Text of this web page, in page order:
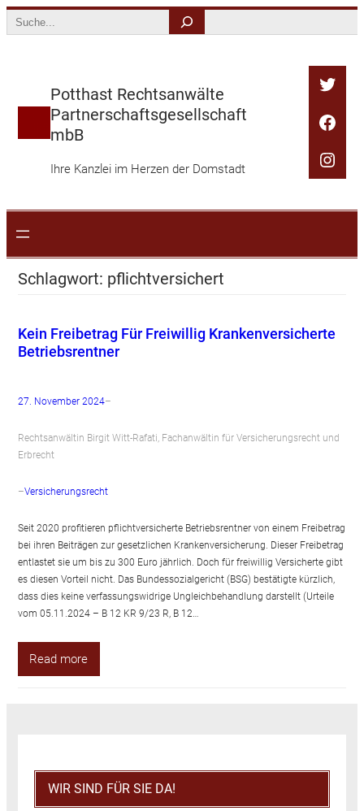
Search
Potthast Rechtsanwälte
Partnerschaftsgesellschaft
mbB
Ihre Kanzlei im Herzen der Domstadt
Schlagwort: pflichtversichert
Kein Freibetrag Für Freiwillig Krankenversicherte
Betriebsrentner
27. November 2024–
Rechtsanwältin Birgit Witt-Rafati, Fachanwältin für Versicherungsrecht und
Erbrecht
–Versicherungsrecht
Seit 2020 profitieren pflichtversicherte Betriebsrentner von einem Freibetrag
bei ihren Beiträgen zur gesetzlichen Krankenversicherung. Dieser Freibetrag
entlastet sie um bis zu 300 Euro jährlich. Doch für freiwillig Versicherte gibt
es diesen Vorteil nicht. Das Bundessozialgericht (BSG) bestätigte kürzlich,
dass dies keine verfassungswidrige Ungleichbehandlung darstellt (Urteile
vom 05.11.2024 – B 12 KR 9/23 R, B 12…
Read more
WIR SIND FÜR SIE DA!